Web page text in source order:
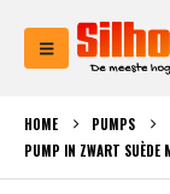
HOME PUMPS
PUMP IN ZWART SUÈDE